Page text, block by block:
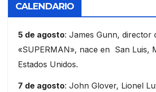
CALENDARIO
5 de agosto: James Gunn, director
«SUPERMAN», nace en San Luis,
Estados Unidos.
7 de agosto: John Glover, Lionel